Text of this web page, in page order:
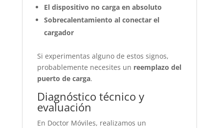
El dispositivo no carga en absoluto
Sobrecalentamiento al conectar el
cargador
Si experimentas alguno de estos signos,
probablemente necesites un reemplazo del
puerto de carga.
Diagnóstico técnico y
evaluación
En Doctor Móviles, realizamos un